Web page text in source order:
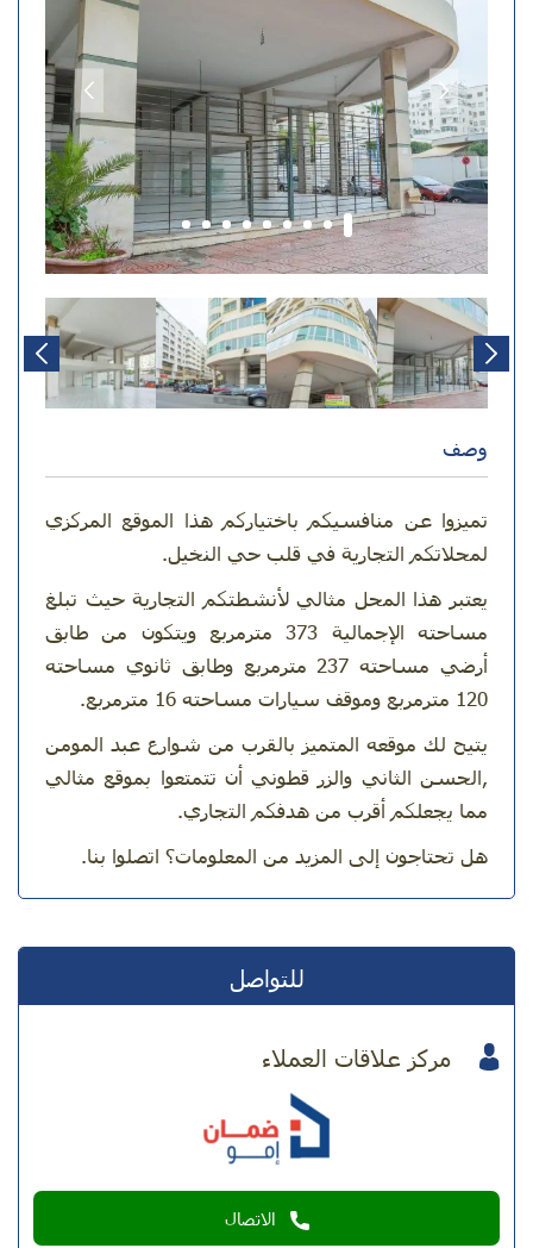
وصف
تميزوا عن منافسيكم باختياركم هذا الموقع المركزي
لمحلاتكم التجارية في قلب حي النخيل.
يعتبر هذا المحل مثالي لأنشطتكم التجارية حيث تبلغ
مساحته الإجمالية 373 مترمربع ويتكون من طابق
أرضي مساحته 237 مترمربع وطابق ثانوي مساحته
120 مترمربع وموقف سيارات مساحته 16 مترمربع
.
يتيح لك موقعه المتميز بالقرب من شوارع عبد المومن
,الحسن الثاني والزر قطوني أن تتمتعوا بموقع مثالي
مما يجعلكم أقرب من هدفكم التجاري.
هل تحتاجون إلى المزيد من المعلومات؟ اتصلوا بنا.
للتواصل
مركز علاقات العملاء
الاتصال